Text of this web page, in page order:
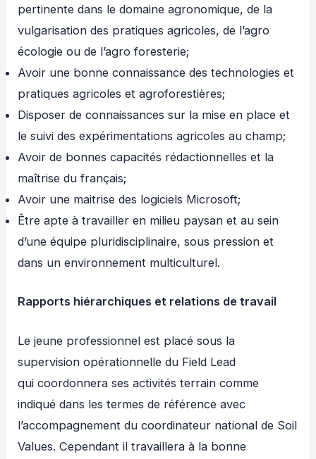
pertinente dans le domaine agronomique, de la
vulgarisation des pratiques agricoles, de l’agro
écologie ou de l’agro foresterie;
Avoir une bonne connaissance des technologies et
pratiques agricoles et agroforestières;
Disposer de connaissances sur la mise en place et
le suivi des expérimentations agricoles au champ;
Avoir de bonnes capacités rédactionnelles et la
maîtrise du français;
Avoir une maitrise des logiciels Microsoft;
Être apte à travailler en milieu paysan et au sein
d’une équipe pluridisciplinaire, sous pression et
dans un environnement multiculturel.
Rapports hiérarchiques et relations de travail
Le jeune professionnel est placé sous la
supervision opérationnelle du Field Lead
qui coordonnera ses activités terrain comme
indiqué dans les termes de référence avec
l’accompagnement du coordinateur national de Soil
Values. Cependant il travaillera à la bonne